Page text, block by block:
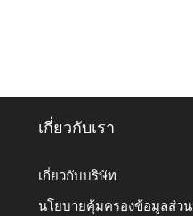
เกี่ยวกับเรา
เกี่ยวกับบริษัท
นโยบายคุ้มครองข้อมูลส่ว